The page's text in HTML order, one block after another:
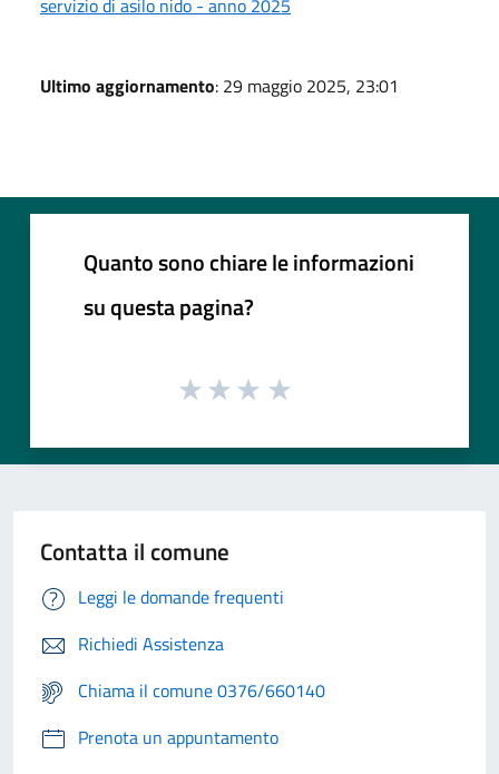
Ultimo aggiornamento: 29 maggio 2025, 23:01
Quanto sono chiare le informazioni
su questa pagina?
Contatta il comune
Leggi le domande frequenti
Richiedi Assistenza
Chiama il comune 0376/660140
Prenota un appuntamento